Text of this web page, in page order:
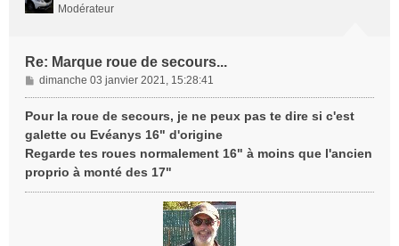
Modérateur
Re: Marque roue de secours...
M
e
a
g
e
dimanche 03 janvier 2021, 15:28:41
Pour la roue de secours, je ne peux pas te dire si c'est
galette ou Evéanys 16" d'origine
Regarde tes roues normalement 16" à moins que l'ancien
proprio à monté des 17"